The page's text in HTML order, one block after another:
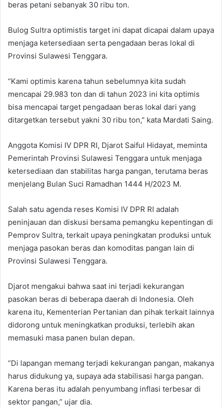
beras petani sebanyak 30 ribu ton.
Bulog Sultra optimistis target ini dapat dicapai dalam upaya
menjaga ketersediaan serta pengadaan beras lokal di
Provinsi Sulawesi Tenggara.
“Kami optimis karena tahun sebelumnya kita sudah
mencapai 29.983 ton dan di tahun 2023 ini kita optimis
bisa mencapai target pengadaan beras lokal dari yang
ditargetkan tersebut yakni 30 ribu ton,” kata Mardati Saing.
Anggota Komisi IV DPR RI, Djarot Saiful Hidayat, meminta
Pemerintah Provinsi Sulawesi Tenggara untuk menjaga
ketersediaan dan stabilitas harga pangan, terutama beras
menjelang Bulan Suci Ramadhan 1444 H/2023 M.
Salah satu agenda reses Komisi IV DPR RI adalah
peninjauan dan diskusi bersama pemangku kepentingan di
Pemprov Sultra, terkait upaya peningkatan produksi untuk
menjaga pasokan beras dan komoditas pangan lain di
Provinsi Sulawesi Tenggara.
Djarot mengakui bahwa saat ini terjadi kekurangan
pasokan beras di beberapa daerah di Indonesia. Oleh
karena itu, Kementerian Pertanian dan pihak terkait lainnya
didorong untuk meningkatkan produksi, terlebih akan
memasuki masa panen bulan depan.
“Di lapangan memang terjadi kekurangan pangan, makanya
harus didukung ya, supaya ada stabilisasi harga pangan.
Karena beras itu adalah penyumbang inflasi terbesar di
sektor pangan,” ujar dia.